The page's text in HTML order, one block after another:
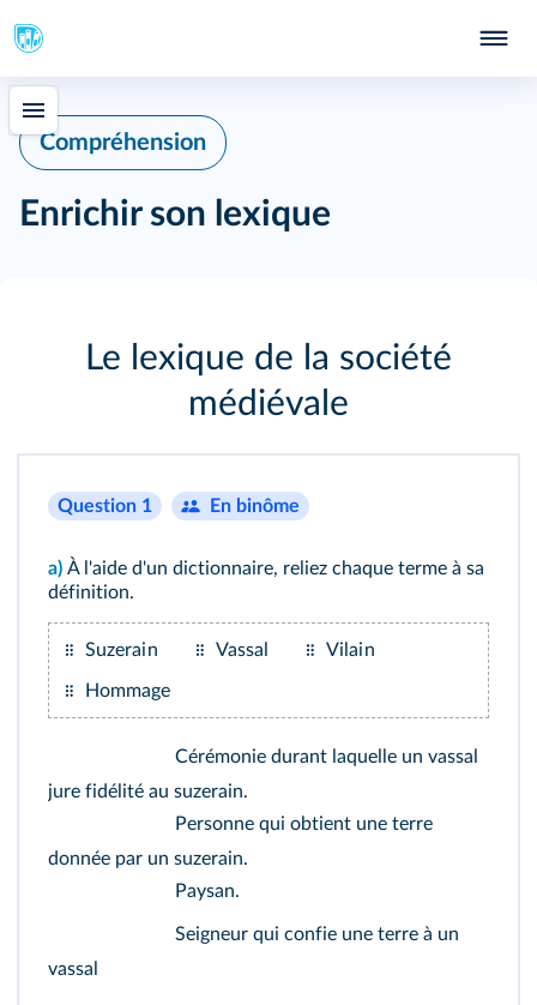
Compréhension
Enrichir son lexique
Le lexique de la société
médiévale
Question 1 En binôme
a) À l'aide d'un dictionnaire, reliez chaque terme à sa
définition.
Suzerain Vassal Vilain
Hommage
Cérémonie durant laquelle un vassal
jure fidélité au suzerain.
Personne qui obtient une terre
donnée par un suzerain.
Paysan.
Seigneur qui confie une terre à un
vassal